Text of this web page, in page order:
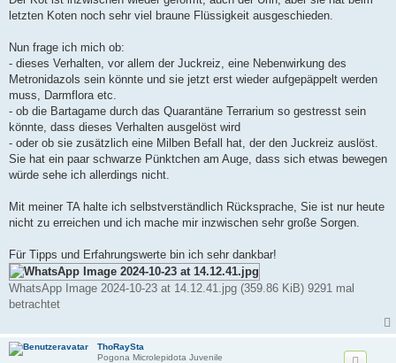
letzten Koten noch sehr viel braune Flüssigkeit ausgeschieden.
Nun frage ich mich ob:
- dieses Verhalten, vor allem der Juckreiz, eine Nebenwirkung des
Metronidazols sein könnte und sie jetzt erst wieder aufgepäppelt werden
muss, Darmflora etc.
- ob die Bartagame durch das Quarantäne Terrarium so gestresst sein
könnte, dass dieses Verhalten ausgelöst wird
- oder ob sie zusätzlich eine Milben Befall hat, der den Juckreiz auslöst.
Sie hat ein paar schwarze Pünktchen am Auge, dass sich etwas bewegen
würde sehe ich allerdings nicht.
Mit meiner TA halte ich selbstverständlich Rücksprache, Sie ist nur heute
nicht zu erreichen und ich mache mir inzwischen sehr große Sorgen.
Für Tipps und Erfahrungswerte bin ich sehr dankbar!
WhatsApp Image 2024-10-23 at 14.12.41.jpg (359.86 KiB) 9291 mal
betrachtet
ThoRaySta
Pogona Microlepidota Juvenile